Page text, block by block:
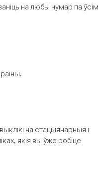
на любы нумар па ўсім
на стацыянарныя і
якія вы ўжо робіце